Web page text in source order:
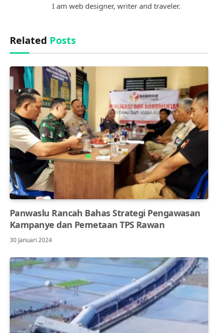
I am web designer, writer and traveler.
Related Posts
Panwaslu Rancah Bahas Strategi Pengawasan
Kampanye dan Pemetaan TPS Rawan
30 Januari 2024